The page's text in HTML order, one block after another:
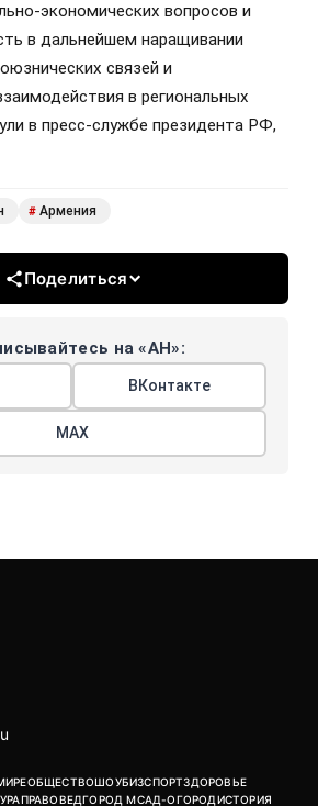
экономических вопросов и
в дальнейшем наращивании
связей и
в региональных
в пресс-службе президента РФ,
# Армения
Поделиться
на «АН»:
ВКонтакте
МАХ
ОБЩЕСТВОШОУБИЗСПОРТЗДОРОВЬЕ
ПРАВОВЕДГОРОД МСАД-ОГОРОДИСТОРИЯ